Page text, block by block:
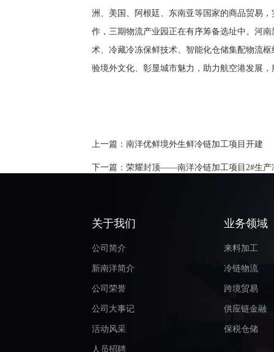
洲、美国、阿根廷、东南亚等国家的商品贸易
作，三期物流产业园正在有序筹备选址中。河
术、冷藏冷冻保鲜技术、智能化仓储集配物流
验境外文化、彰显城市魅力，助力航空港发展
上一篇： 南洋优鲜境外生鲜冷链加工项目开建
下一篇： 荣耀封顶——南洋冷链加工项目2#生产
关于我们
公司简介
新南洋简介
公司荣誉
公司大事记
活动风采
人员招聘
业务领域
来料加工
冷链物流
跨境贸易
供应链金融
保税仓储